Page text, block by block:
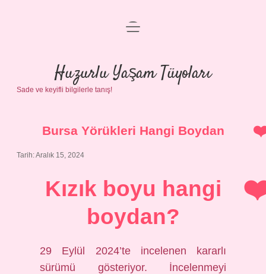
Anasayfa
Gizlilik Politikası
Yasal Uyarı
menüyü
Huzurlu Yaşam Tüyoları
Sade ve keyifli bilgilerle tanış!
Bursa Yörükleri Hangi Boydan
Tarih: Aralık 15, 2024
Kızık boyu hangi
boydan?
29 Eylül 2024’te incelenen kararlı
sürümü gösteriyor. İncelenmeyi